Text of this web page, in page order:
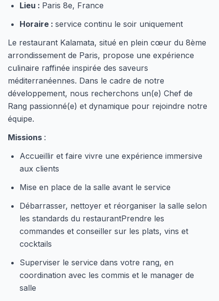
Lieu : Paris 8e, France
Horaire : service continu le soir uniquement
Le restaurant Kalamata, situé en plein cœur du 8ème
arrondissement de Paris, propose une expérience
culinaire raffinée inspirée des saveurs
méditerranéennes. Dans le cadre de notre
développement, nous recherchons un(e) Chef de
Rang passionné(e) et dynamique pour rejoindre notre
équipe.
Missions :
Accueillir et faire vivre une expérience immersive
aux clients
Mise en place de la salle avant le service
Débarrasser, nettoyer et réorganiser la salle selon
les standards du restaurantPrendre les
commandes et conseiller sur les plats, vins et
cocktails
Superviser le service dans votre rang, en
coordination avec les commis et le manager de
salle